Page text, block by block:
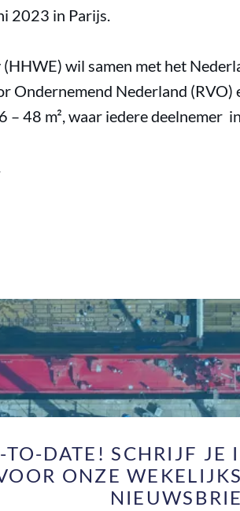
2023 in Parijs.
wil samen met het
Ondernemend Nederland (RVO)
– 48 m², waar iedere deelnemer
DATE! SCHRIJF JE
ONZE